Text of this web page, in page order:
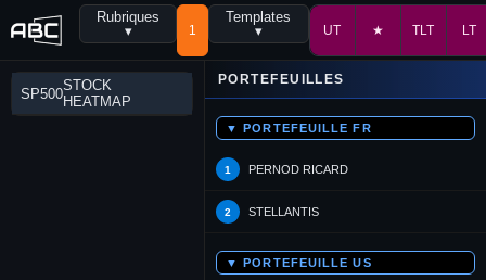
Rubriques
▾
1
Templates
▾
UT ★ TLT LT
SP500STOCK
HEATMAP
PORTEFEUILLES
▼ PORTEFEUILLE FR
1 PERNOD RICARD
2 STELLANTIS
▼ PORTEFEUILLE US